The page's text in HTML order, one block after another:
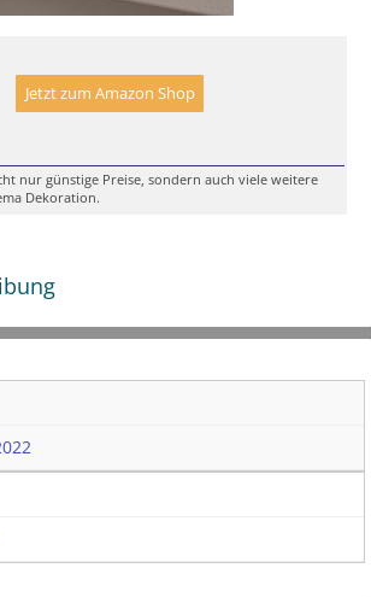
Jetzt zum Amazon Shop
nur günstige Preise, sondern auch viele weitere
Dekoration.